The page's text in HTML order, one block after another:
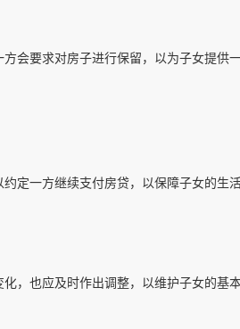
会要求对房子进行保留，以为子女提供
定一方继续支付房贷，以保障子女的生活
，也应及时作出调整，以维护子女的基本